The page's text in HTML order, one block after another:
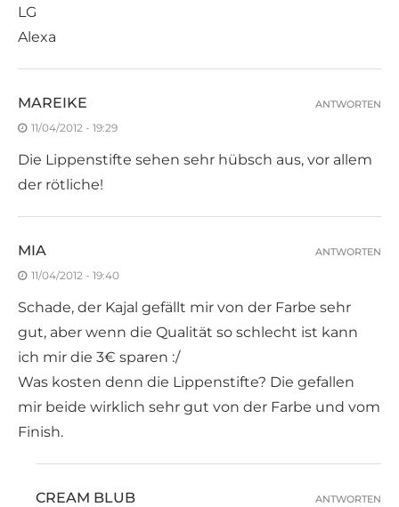
LG
Alexa
MAREIKE
11/04/2012 - 19:29
Die Lippenstifte sehen sehr hübsch aus, vor allem
der rötliche!
ANTWORTEN
MIA
11/04/2012 - 19:40
Schade, der Kajal gefällt mir von der Farbe sehr
gut, aber wenn die Qualität so schlecht ist kann
ich mir die 3€ sparen :/
Was kosten denn die Lippenstifte? Die gefallen
mir beide wirklich sehr gut von der Farbe und vom
Finish.
ANTWORTEN
CREAM BLUB ANTWORTEN